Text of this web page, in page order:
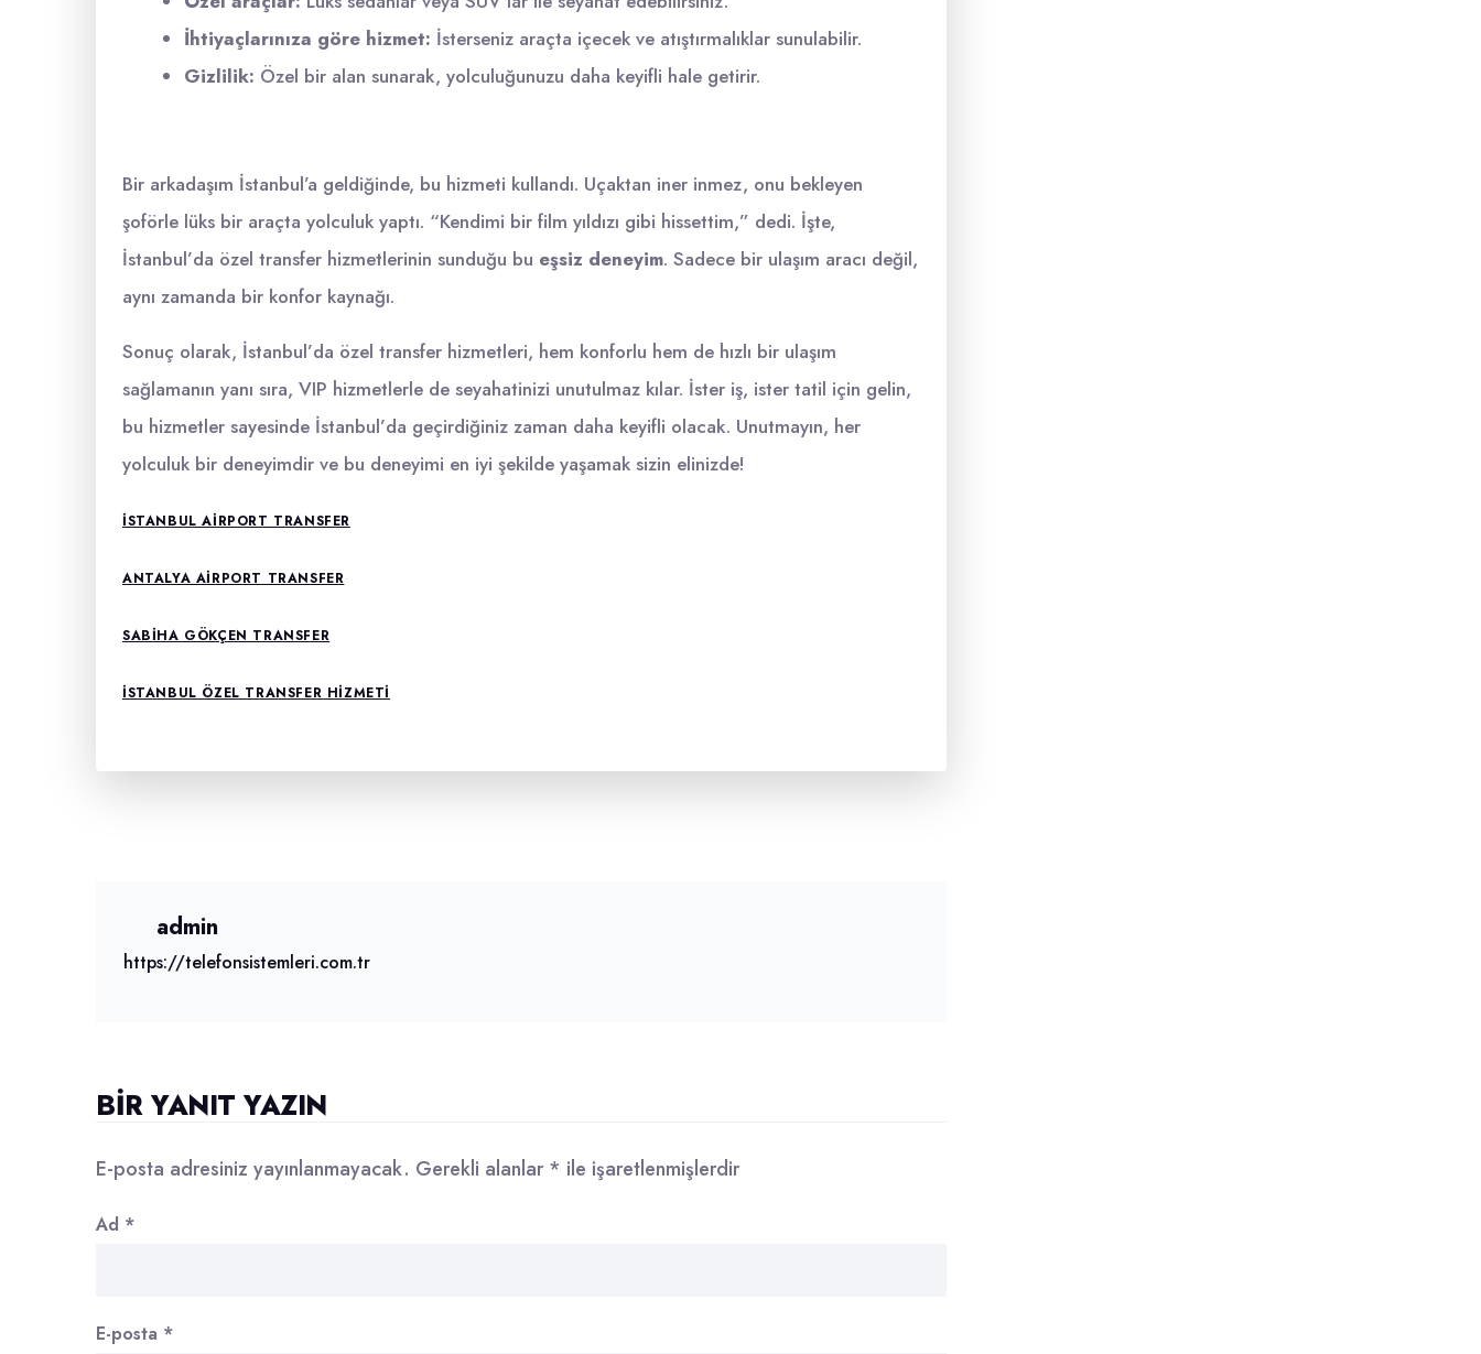
İhtiyaçlarınıza göre hizmet: İsterseniz araçta içecek ve atıştırmalıklar sunulabilir.
Gizlilik: Özel bir alan sunarak, yolculuğunuzu daha keyifli hale getirir.
Bir arkadaşım İstanbul’a geldiğinde, bu hizmeti kullandı. Uçaktan iner inmez, onu bekleyen
şoförle lüks bir araçta yolculuk yaptı. “Kendimi bir film yıldızı gibi hissettim,” dedi. İşte,
İstanbul’da özel transfer hizmetlerinin sunduğu bu eşsiz deneyim. Sadece bir ulaşım aracı değil,
aynı zamanda bir konfor kaynağı.
Sonuç olarak, İstanbul’da özel transfer hizmetleri, hem konforlu hem de hızlı bir ulaşım
sağlamanın yanı sıra, VIP hizmetlerle de seyahatinizi unutulmaz kılar. İster iş, ister tatil için gelin,
bu hizmetler sayesinde İstanbul’da geçirdiğiniz zaman daha keyifli olacak. Unutmayın, her
yolculuk bir deneyimdir ve bu deneyimi en iyi şekilde yaşamak sizin elinizde!
ISTANBUL AIRPORT TRANSFER
ANTALYA AIRPORT TRANSFER
SABIHA GÖKÇEN TRANSFER
ISTANBUL ÖZEL TRANSFER HIZMETI
admin
https://telefonsistemleri.com.tr
BIR YANIT YAZIN
E-posta adresiniz yayınlanmayacak. Gerekli alanlar* ile işaretlenmişlerdir
Ad *
E-posta *